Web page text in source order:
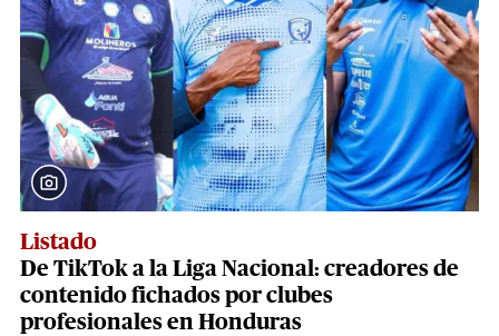
Listado
De TikTok a la Liga Nacional: creadores de
contenido fichados por clubes
profesionales en Honduras